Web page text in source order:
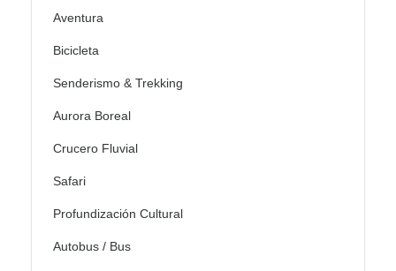
Aventura
Bicicleta
Senderismo & Trekking
Aurora Boreal
Crucero Fluvial
Safari
Profundización Cultural
Autobus / Bus